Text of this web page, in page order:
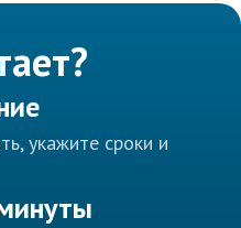
укажите сроки и